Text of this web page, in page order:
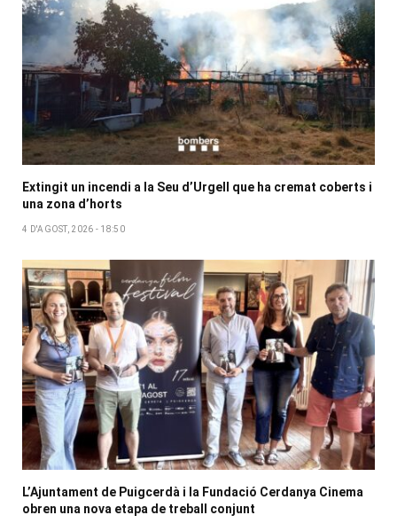
Extingit un incendi a la Seu d’Urgell que ha cremat coberts i
una zona d’horts
4 D'AGOST, 2026 - 18:50
L’Ajuntament de Puigcerdà i la Fundació Cerdanya Cinema
obren una nova etapa de treball conjunt